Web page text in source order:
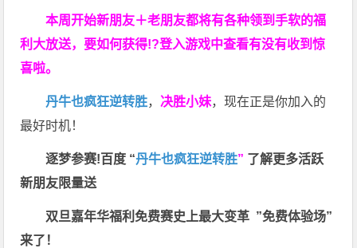
本周开始新朋友＋老朋友都将有各种领到手软的福
利大放送，要如何获得!?登入游戏中查看有没有收到惊
喜啦。
丹牛也疯狂逆转胜， 决胜小妹，现在正是你加入的
最好时机！
逐梦参赛!百度 “丹牛也疯狂逆转胜” 了解更多活跃
新朋友限量送
双旦嘉年华福利免费赛史上最大变革 ”免费体验场”
来了！